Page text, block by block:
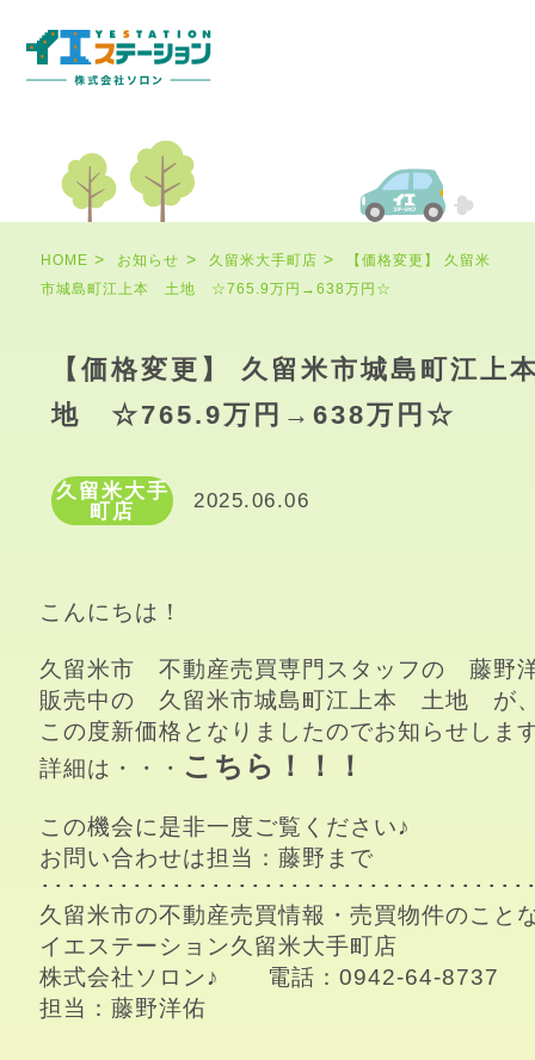
HOME お知らせ 久留米大手町店
【価格変更】 久留米
市城島町江上本 土地 ☆765.9万円→638万円☆
【価格変更】 久留米市城島町江
地 ☆765.9万円→638万円☆
久留米大手
町店
2025.06.06
こんにちは！
久留米市　不動産売買専門スタッフの　藤野
販売中の　久留米市城島町江上本　土地　が
この度新価格となりましたのでお知らせしま
詳細は・・・ こちら ！！！
この機会に是非一度ご覧ください♪
お問い合わせは担当：藤野まで
･････････････････････････････････････
久留米市の不動産売買情報・売買物件のこと
イエステーション久留米大手町店
株式会社ソロン♪　　電話：0942-64-8737
担当：藤野洋佑